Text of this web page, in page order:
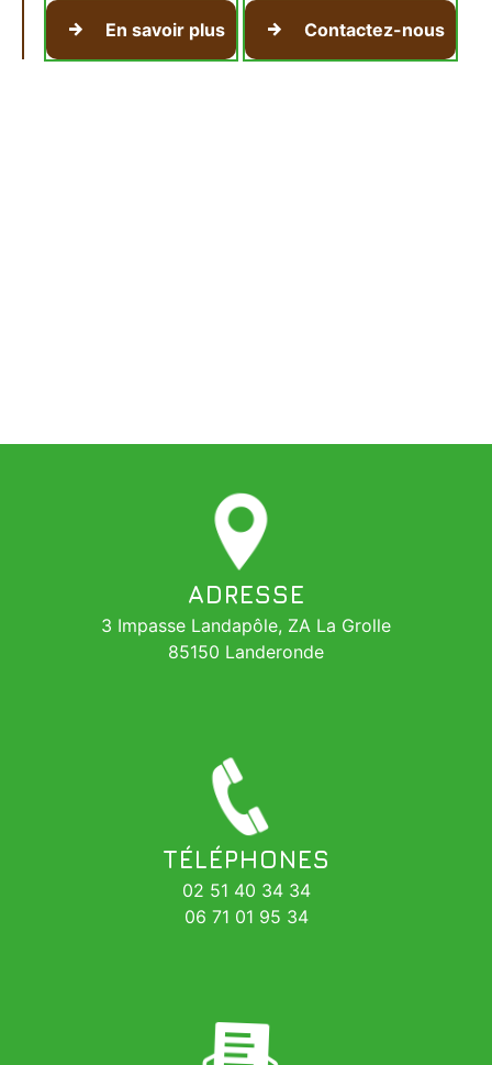
En savoir plus Contactez-nous
ADRESSE
3 Impasse Landapôle, ZA La Grolle
85150 Landeronde
TÉLÉPHONES
02 51 40 34 34
06 71 01 95 34